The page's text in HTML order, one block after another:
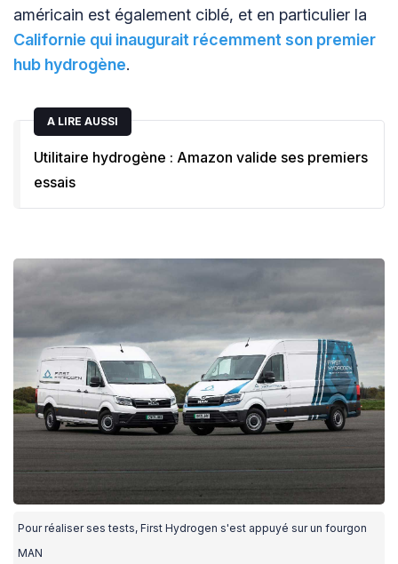
américain est également ciblé, et en particulier la
Californie qui inaugurait récemment son premier
hub hydrogène.
A LIRE AUSSI
Utilitaire hydrogène : Amazon valide ses premiers
essais
Pour réaliser ses tests, First Hydrogen s'est appuyé sur un fourgon
MAN